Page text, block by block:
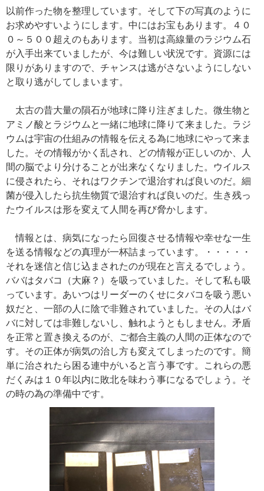
以前作った物を整理しています。そして下の写真のように
お求めやすいようにします。中にはお宝もあります。４０
０～５００超えのもあります。当初は高線量のラジウム石
が入手出来ていましたが、今は難しい状況です。資源には
限りがありますので、チャンスは逃がさないようにしない
と取り逃がしてしまいます。
太古の昔大量の隕石が地球に降り注ぎました。微生物と
アミノ酸とラジウムと一緒に地球に降りて来ました。ラジ
ウムは宇宙の仕組みの情報を伝える為に地球にやって来ま
した。その情報がかく乱され、どの情報が正しいのか、人
間の脳でより分けることが出来なくなりました。ウイルス
に侵されたら、それはワクチンで退治すれば良いのだ。細
菌が侵入したら抗生物質で退治すれば良いのだ。生き残っ
たウイルスは形を変えて人間を再び脅かします。
情報とは、病気になったら回復させる情報や幸せな一生
を送る情報などの真理が一杯詰まっています。・・・・・
それを迷信と信じ込まされたのが現在と言えるでしょう。
ババはタバコ（大麻？）を吸っていました。そして私も吸
っています。あいつはリーダーのくせにタバコを吸う悪い
奴だと、一部の人に陰で非難されていました。その人はバ
バに対しては非難しないし、触れようともしません。矛盾
を正常と置き換えるのが、ご都合主義の人間の正体なので
す。その正体が病気の治し方も変えてしまったのです。簡
単に治されたら困る連中がいると言う事です。これらの悪
だくみは１０年以内に敗北を味わう事になるでしょう。そ
の時の為の準備中です。